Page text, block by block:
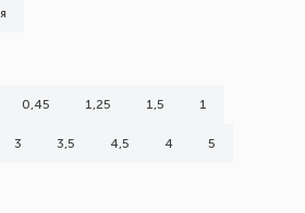
0,45 1,25 1,5 1
3 3,5 4,5 4 5